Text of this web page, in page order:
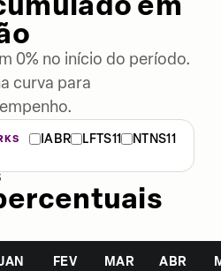
0% no início do período.
curva para
IABR LFTS11
NTNS11
FEV MAR ABR